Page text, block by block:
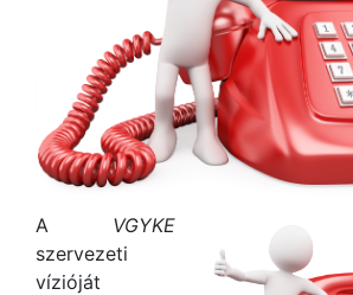
A VGYKE
szervezeti
vízióját